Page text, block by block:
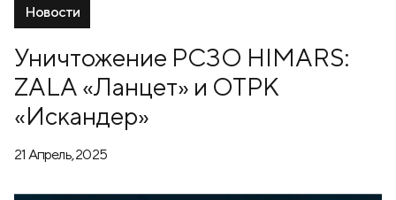
Новости
Уничтожение РСЗО HIMARS:
ZALA «Ланцет» и ОТРК
«Искандер»
21 Апрель, 2025